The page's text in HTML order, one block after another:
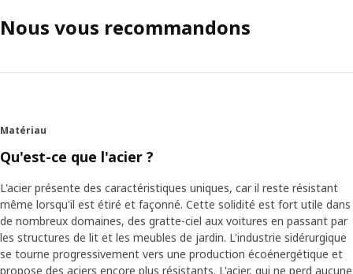
Nous vous recommandons
Matériau
Qu'est-ce que l'acier ?
L'acier présente des caractéristiques uniques, car il reste résistant
même lorsqu'il est étiré et façonné. Cette solidité est fort utile dans
de nombreux domaines, des gratte-ciel aux voitures en passant par
les structures de lit et les meubles de jardin. L'industrie sidérurgique
se tourne progressivement vers une production écoénergétique et
propose des aciers encore plus résistants. L'acier, qui ne perd aucune